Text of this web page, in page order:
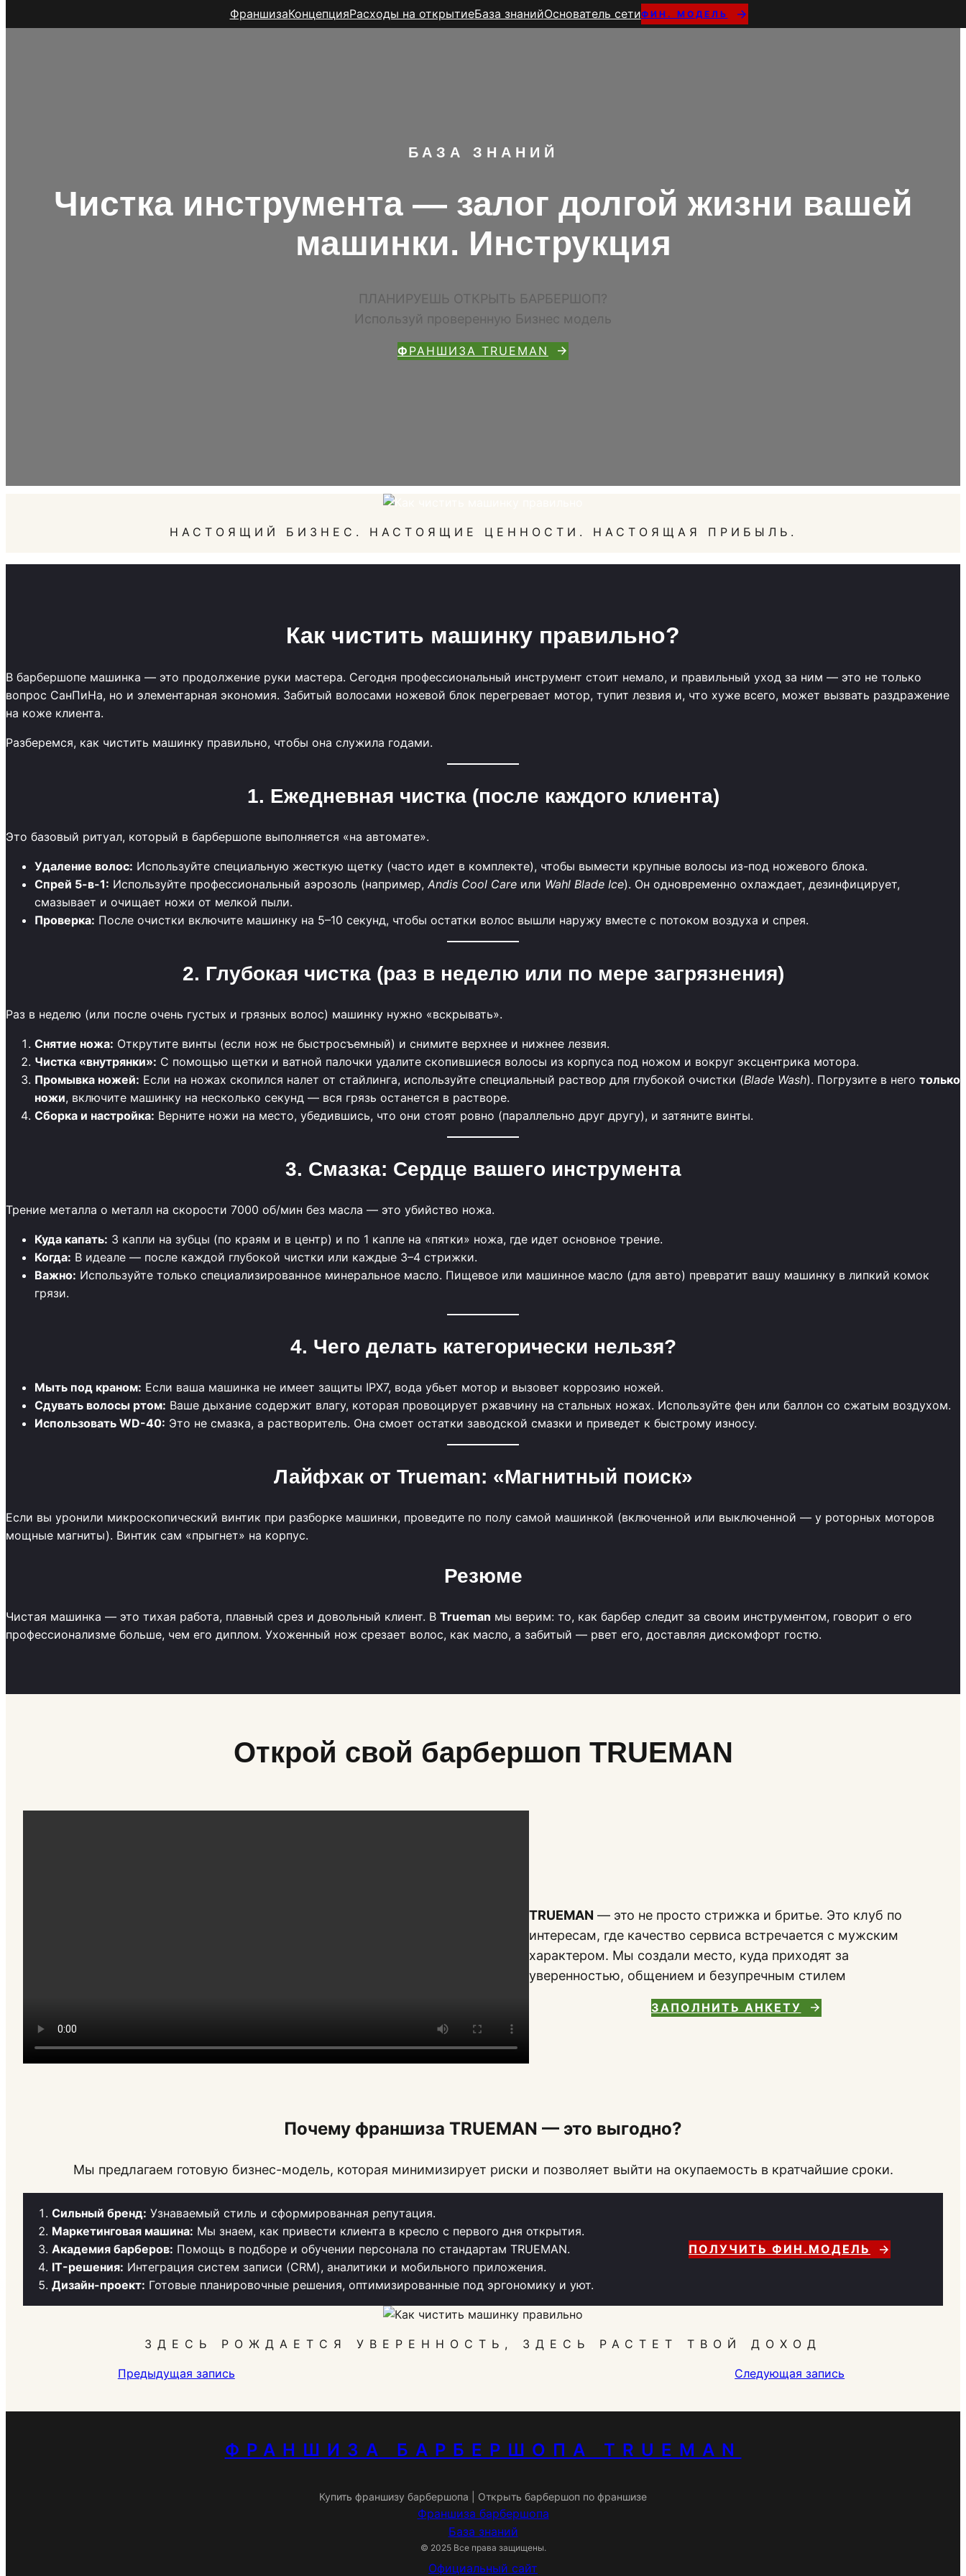
ФраншизаКонцепцияРасходы на открытиеБаза знанийОснователь сетиФИН. МОДЕЛЬ
БАЗА ЗНАНИЙ
Чистка инструмента — залог долгой жизни вашей
машинки. Инструкция
ПЛАНИРУЕШЬ ОТКРЫТЬ БАРБЕРШОП?
Используй проверенную Бизнес модель
Ф РАНШИЗА TRUEMAN
НАСТОЯЩИЙ БИЗНЕС. НАСТОЯЩИЕ ЦЕННОСТИ. НАСТОЯЩАЯ ПРИБЫЛЬ.
Как чистить машинку правильно?
В барбершопе машинка — это продолжение руки мастера. Сегодня профессиональный инструмент стоит немало, и правильный уход за ним — это не только
вопрос СанПиНа, но и элементарная экономия. Забитый волосами ножевой блок перегревает мотор, тупит лезвия и, что хуже всего, может вызвать раздражение
на коже клиента.
Разберемся, как чистить машинку правильно, чтобы она служила годами.
1. Ежедневная чистка (после каждого клиента)
Это базовый ритуал, который в барбершопе выполняется «на автомате».
Удаление волос: Используйте специальную жесткую щетку (часто идет в комплекте), чтобы вымести крупные волосы из-под ножевого блока.
Спрей 5-в-1: Используйте профессиональный аэрозоль (например, Andis Cool Care или Wahl Blade Ice). Он одновременно охлаждает, дезинфицирует,
смазывает и очищает ножи от мелкой пыли.
Проверка: После очистки включите машинку на 5–10 секунд, чтобы остатки волос вышли наружу вместе с потоком воздуха и спрея.
2. Глубокая чистка (раз в неделю или по мере загрязнения)
Раз в неделю (или после очень густых и грязных волос) машинку нужно «вскрывать».
Снятие ножа: Открутите винты (если нож не быстросъемный) и снимите верхнее и нижнее лезвия.
Чистка «внутрянки»: С помощью щетки и ватной палочки удалите скопившиеся волосы из корпуса под ножом и вокруг эксцентрика мотора.
Промывка ножей: Если на ножах скопился налет от стайлинга, используйте специальный раствор для глубокой очистки (Blade Wash). Погрузите в него только
ножи, включите машинку на несколько секунд — вся грязь останется в растворе.
Сборка и настройка: Верните ножи на место, убедившись, что они стоят ровно (параллельно друг другу), и затяните винты.
3. Смазка: Сердце вашего инструмента
Трение металла о металл на скорости 7000 об/мин без масла — это убийство ножа.
Куда капать: 3 капли на зубцы (по краям и в центр) и по 1 капле на «пятки» ножа, где идет основное трение.
Когда: В идеале — после каждой глубокой чистки или каждые 3–4 стрижки.
Важно: Используйте только специализированное минеральное масло. Пищевое или машинное масло (для авто) превратит вашу машинку в липкий комок
грязи.
4. Чего делать категорически нельзя?
Мыть под краном: Если ваша машинка не имеет защиты IPX7, вода убьет мотор и вызовет коррозию ножей.
Сдувать волосы ртом: Ваше дыхание содержит влагу, которая провоцирует ржавчину на стальных ножах. Используйте фен или баллон со сжатым воздухом.
Использовать WD-40: Это не смазка, а растворитель. Она смоет остатки заводской смазки и приведет к быстрому износу.
Лайфхак от Trueman: «Магнитный поиск»
Если вы уронили микроскопический винтик при разборке машинки, проведите по полу самой машинкой (включенной или выключенной — у роторных моторов
мощные магниты). Винтик сам «прыгнет» на корпус.
Резюме
Чистая машинка — это тихая работа, плавный срез и довольный клиент. В Trueman мы верим: то, как барбер следит за своим инструментом, говорит о его
профессионализме больше, чем его диплом. Ухоженный нож срезает волос, как масло, а забитый — рвет его, доставляя дискомфорт гостю.
Открой свой барбершоп TRUEMAN
TRUEMAN — это не просто стрижка и бритье. Это клуб по
интересам, где качество сервиса встречается с мужским
характером. Мы создали место, куда приходят за
уверенностью, общением и безупречным стилем
ЗАПОЛНИТЬ АНКЕТУ
Почему франшиза TRUEMAN — это выгодно?
Мы предлагаем готовую бизнес-модель, которая минимизирует риски и позволяет выйти на окупаемость в кратчайшие сроки.
Сильный бренд: Узнаваемый стиль и сформированная репутация.
Маркетинговая машина: Мы знаем, как привести клиента в кресло с первого дня открытия.
Академия барберов: Помощь в подборе и обучении персонала по стандартам TRUEMAN.
IT-решения: Интеграция систем записи (CRM), аналитики и мобильного приложения.
Дизайн-проект: Готовые планировочные решения, оптимизированные под эргономику и уют.
ПОЛУЧИТЬ ФИН.МОДЕЛЬ
ЗДЕСЬ РОЖДАЕТСЯ УВЕРЕННОСТЬ, ЗДЕСЬ РАСТЕТ ТВОЙ ДОХОД
Предыдущая запись Следующая запись
ФРАНШИЗА БАРБЕРШОПА TRUEMAN
Купить франшизу барбершопа | Открыть барбершоп по франшизе
Франшиза барбершопа
База знаний
© 2025 Все права защищены.
Официальный сайт